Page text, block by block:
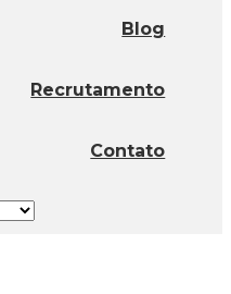
Blog
Recrutamento
Contato